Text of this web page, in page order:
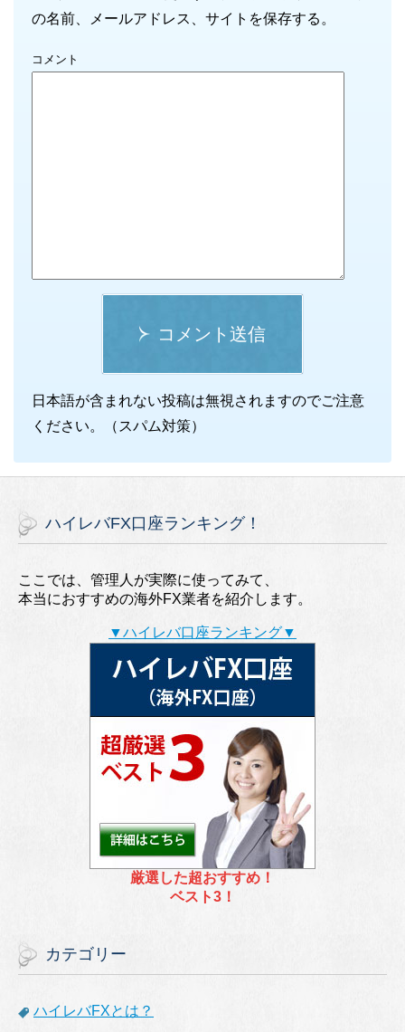
の名前、メールアドレス、サイトを保存する。
コメント
コメント送信
日本語が含まれない投稿は無視されますのでご注意
ください。（スパム対策）
ハイレバFX口座ランキング！
ここでは、管理人が実際に使ってみて、
本当におすすめの海外FX業者を紹介します。
▼ハイレバ口座ランキング▼
厳選した超おすすめ！
ベスト3！
カテゴリー
ハイレバFXとは？